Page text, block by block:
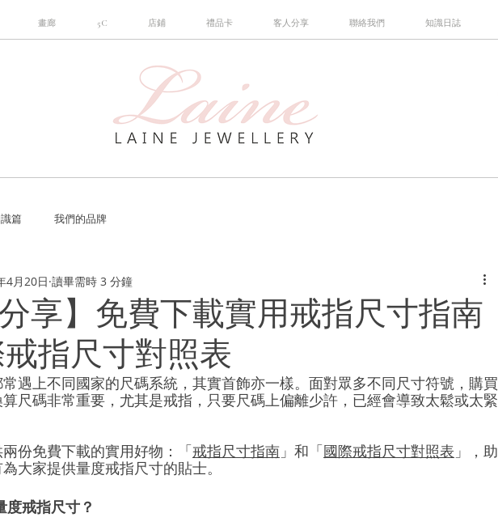
畫廊 5C 店鋪 禮品卡 客人分享 聯絡我們 知識日誌
篇 我們的品牌
分享】免費下載實用戒指尺寸指南
戒指尺寸對照表
4月20日 讀畢需時 3 分鐘
遇上不同國家的尺碼系統，其實首飾亦一樣。面對眾多不同尺寸符號，購買
尺碼非常重要，尤其是戒指，只要尺碼上偏離少許，已經會導致太鬆或太緊
份免費下載的實用好物：「戒指尺寸指南 」和「國際戒指尺寸對照表 」，助
大家提供量度戒指尺寸的貼士。
度戒指尺寸？